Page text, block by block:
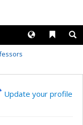
Liens
Langues
Update your profile